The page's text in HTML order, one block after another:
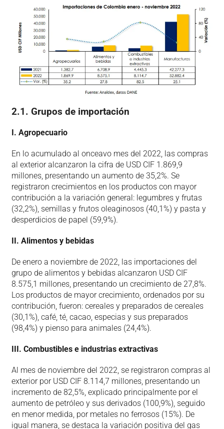
2.1. Grupos de importación
I. Agropecuario
En lo acumulado al onceavo mes del 2022, las compras
al exterior alcanzaron la cifra de USD CIF 1.869,9
millones, presentando un aumento de 35,2%. Se
registraron crecimientos en los productos con mayor
contribución a la variación general: legumbres y frutas
(32,2%), semillas y frutos oleaginosos (40,1%) y pasta y
desperdicios de papel (59,9%).
II. Alimentos y bebidas
De enero a noviembre de 2022, las importaciones del
grupo de alimentos y bebidas alcanzaron USD CIF
8.575,1 millones, presentando un crecimiento de 27,8%.
Los productos de mayor crecimiento, ordenados por su
contribución, fueron: cereales y preparados de cereales
(30,1%), café, té, cacao, especias y sus preparados
(98,4%) y pienso para animales (24,4%).
III. Combustibles e industrias extractivas
Al mes de noviembre del 2022, se registraron compras al
exterior por USD CIF 8.114,7 millones, presentando un
incremento de 82,5%, explicado principalmente por el
aumento de petróleo y sus derivados (100,9%), seguido
en menor medida, por metales no ferrosos (15%). De
igual manera, se destaca la variación positiva del gas